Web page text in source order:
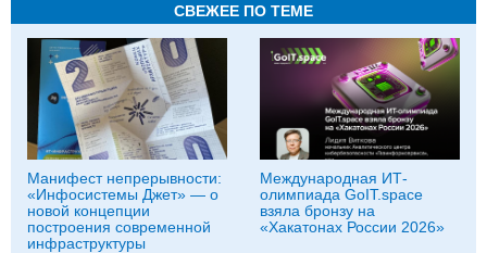
СВЕЖЕЕ ПО ТЕМЕ
Манифест непрерывности:
«Инфосистемы Джет» — о
новой концепции
построения современной
инфраструктуры
Международная ИТ-
олимпиада GoIT.space
взяла бронзу на
«Хакатонах России 2026»